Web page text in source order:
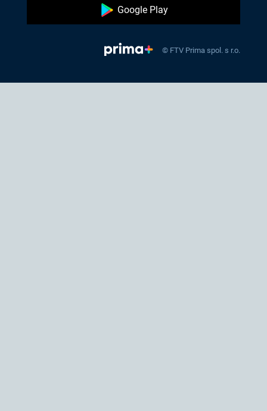
Google Play
© FTV Prima spol. s r.o.